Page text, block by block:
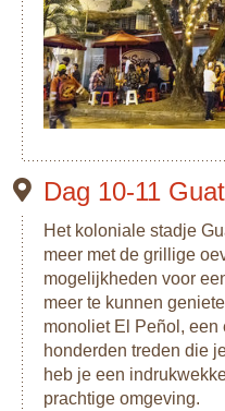
Dag 10-11
Het koloniale stadje
meer met de grillige
mogelijkheden voor
meer te kunnen
monoliet El Peñol, een
honderden treden die
heb je een
prachtige omgeving.